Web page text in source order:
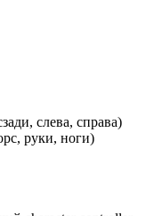
слева, справа)
руки, ноги)